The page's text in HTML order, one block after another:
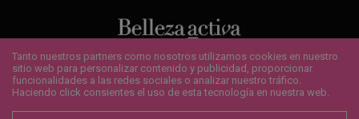
QUIENES SOMOS ¿QUIERES ANUNCIARTE?
CONTACTO
POLÍTICA DE COOKIES
AVISO LEGAL SUSCRÍBETE
Copyright 2020 - Bellezaactiva.com - Todos los derechos reservados.
Tanto nuestros partners como nosotros utilizamos cookies en nuestro
sitio web para personalizar contenido y publicidad, proporcionar
funcionalidades a las redes sociales o analizar nuestro tráfico.
Haciendo click consientes el uso de esta tecnología en nuestra web.